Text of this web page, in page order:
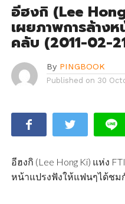
อีฮงกิ (Lee
เผยภาพการล้าง
คลับ (2011-02-
By PINGBOOK
Published on 30
อีฮงกิ (Lee Hong Ki) แห่ง
หน้าแปรงฟังให้แฟนๆได้ชม